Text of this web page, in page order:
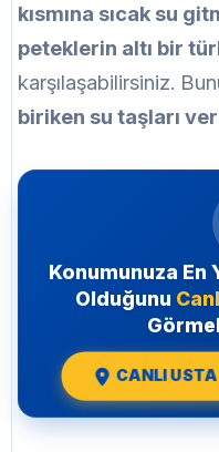
kısmına sıcak su
peteklerin altı bir
karşılaşabilirsiniz.
biriken su taşları
Konumunuza En
Olduğunu
CANLI